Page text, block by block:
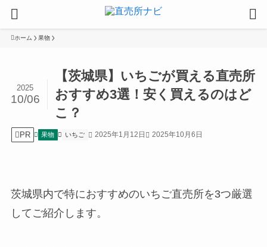
ホーム 果物
【茨城県】いちごが買える直売所
おすすめ3選！安く買えるのはど
こ？
2025
10/06
PR 果物 いちご 2025年1月12日 2025年10月6日
茨城県内で特におすすめのいちご直売所を3つ厳選
してご紹介します。